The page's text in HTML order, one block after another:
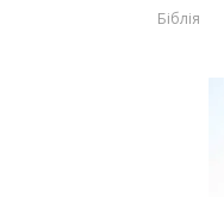
Біблія